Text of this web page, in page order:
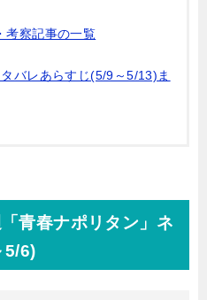
考察記事の一覧
バレあらすじ(5/9～5/13)ま
青春ナポリタン」ネ
5/6)